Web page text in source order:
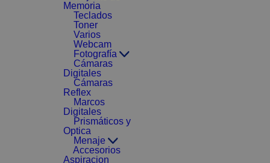
Memoria
Teclados
Toner
Varios
Webcam
Fotografía
Cámaras
Digitales
Cámaras
Reflex
Marcos
Digitales
Prismáticos y
Optica
Menaje
Accesorios
Aspiracion